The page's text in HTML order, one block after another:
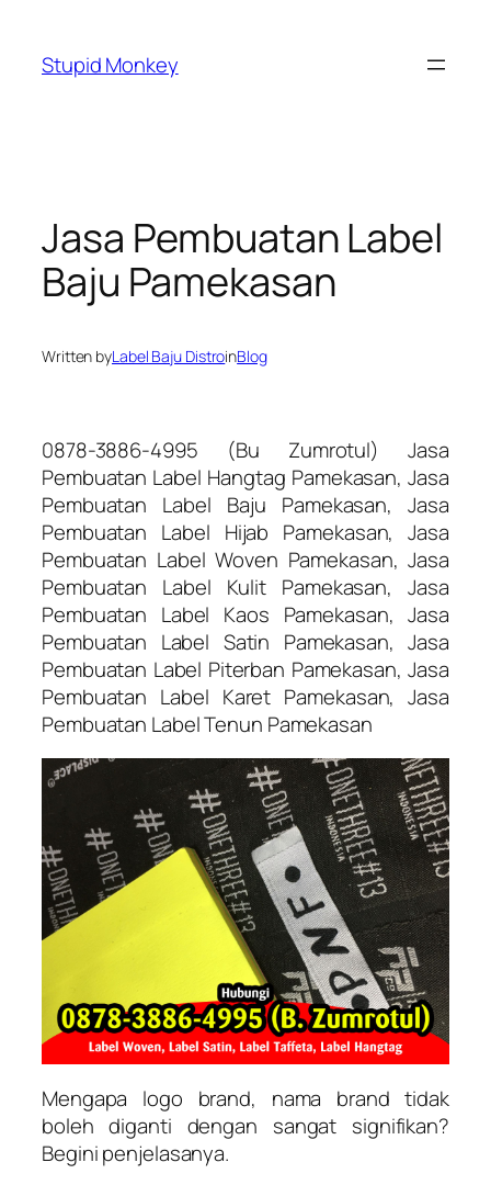
content
Stupid Monkey
Jasa Pembuatan Label
Baju Pamekasan
Written byLabel Baju DistroinBlog
0878-3886-4995 (Bu Zumrotul) Jasa
Pembuatan Label Hangtag Pamekasan, Jasa
Pembuatan Label Baju Pamekasan, Jasa
Pembuatan Label Hijab Pamekasan, Jasa
Pembuatan Label Woven Pamekasan, Jasa
Pembuatan Label Kulit Pamekasan, Jasa
Pembuatan Label Kaos Pamekasan, Jasa
Pembuatan Label Satin Pamekasan, Jasa
Pembuatan Label Piterban Pamekasan, Jasa
Pembuatan Label Karet Pamekasan, Jasa
Pembuatan Label Tenun Pamekasan
Mengapa logo brand, nama brand tidak
boleh diganti dengan sangat signifikan?
Begini penjelasanya.